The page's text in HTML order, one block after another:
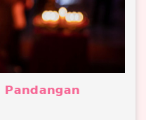
Pandangan